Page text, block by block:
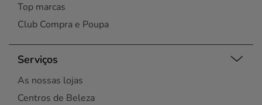
Top marcas
Club Compra e Poupa
Serviços
As nossas lojas
Centros de Beleza